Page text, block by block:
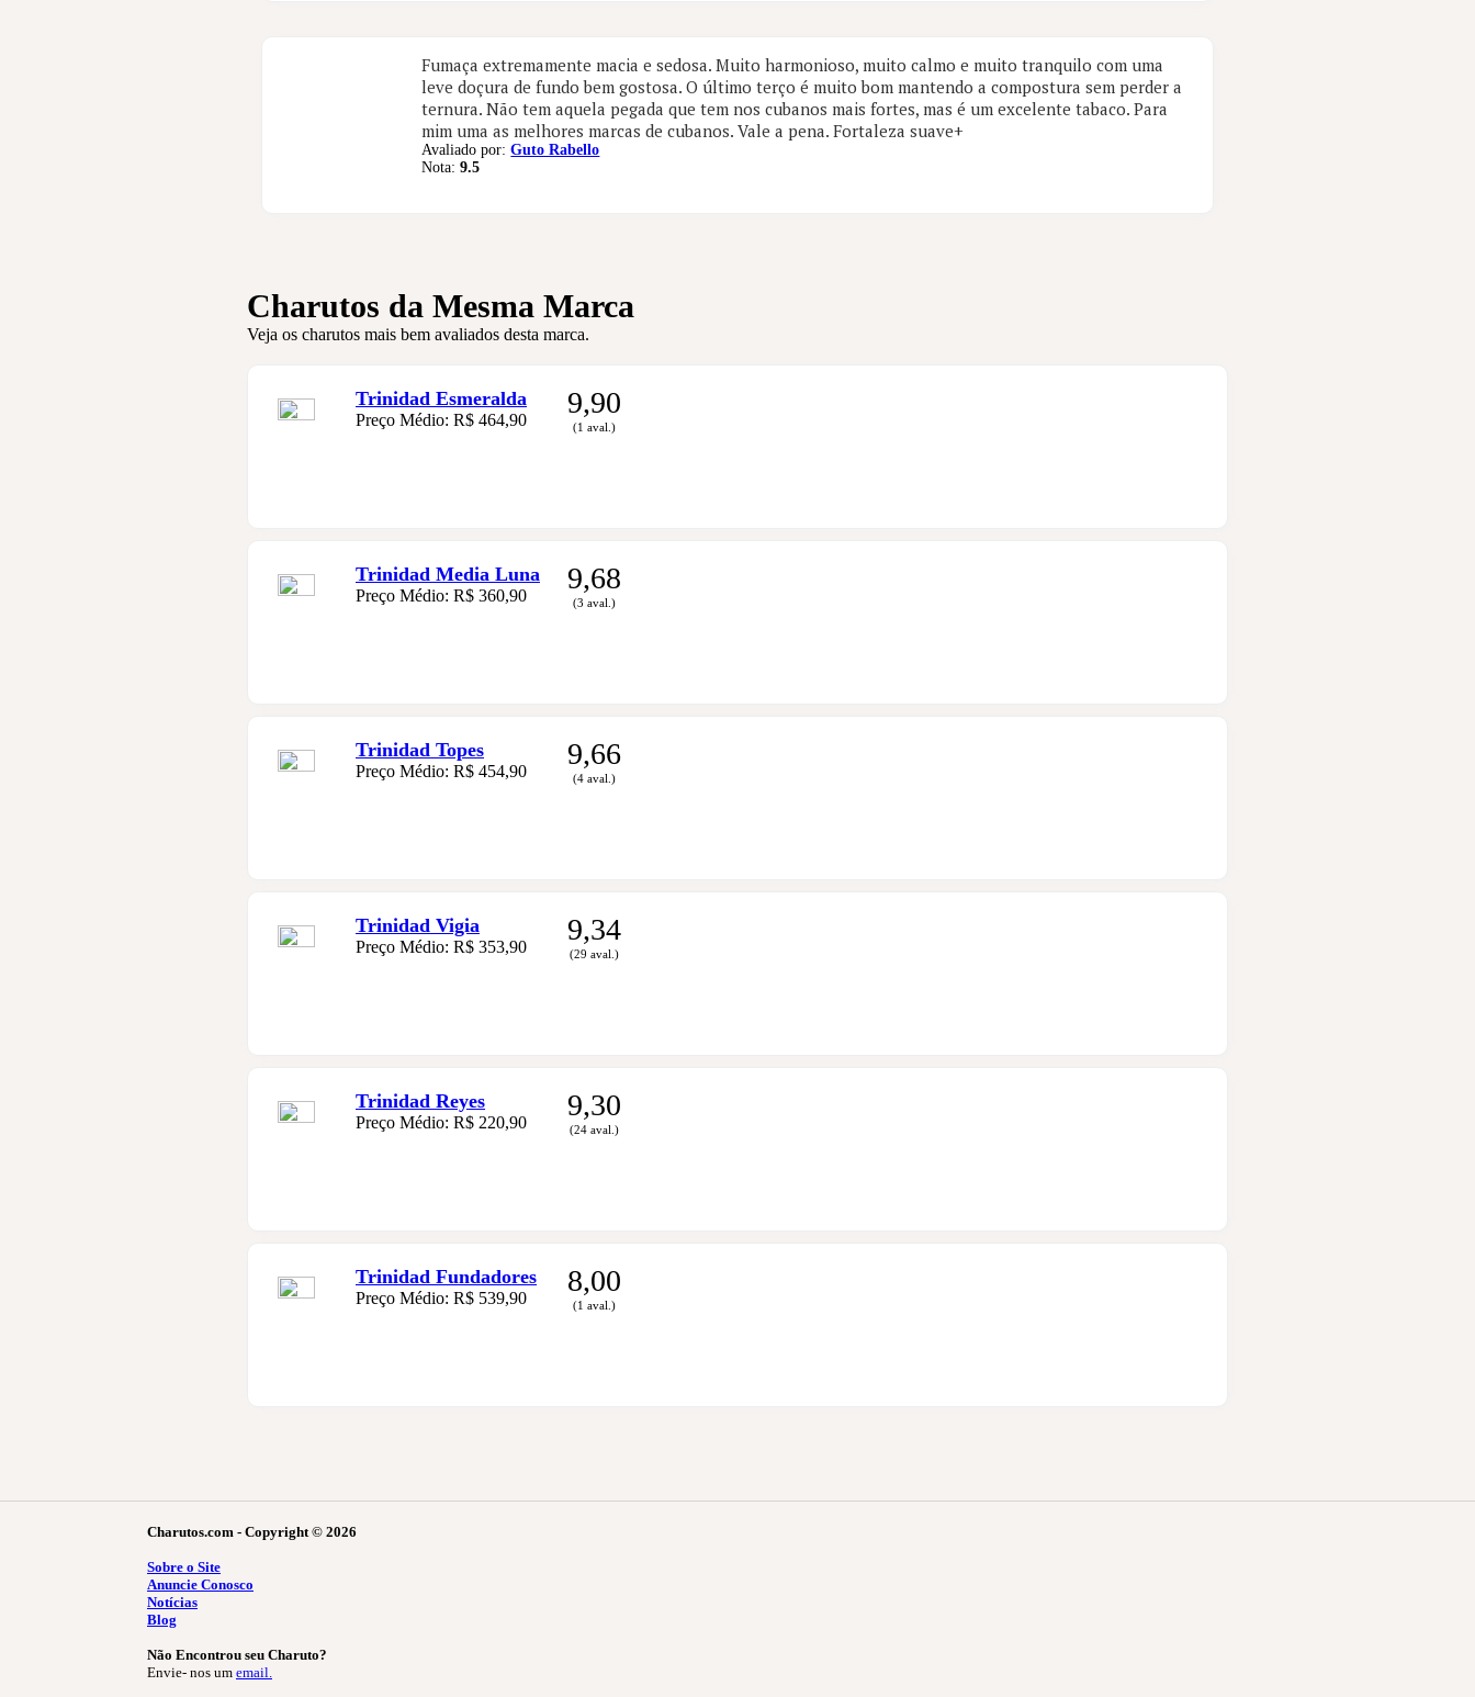
Fumaça extremamente macia e sedosa. Muito harmonioso, muito calmo e muito tranquilo com uma
leve doçura de fundo bem gostosa. O último terço é muito bom mantendo a compostura sem perder a
ternura. Não tem aquela pegada que tem nos cubanos mais fortes, mas é um excelente tabaco. Para
mim uma as melhores marcas de cubanos. Vale a pena. Fortaleza suave+
Avaliado por:Guto Rabello
Nota:9.5
Charutos da Mesma Marca
Veja os charutos mais bem avaliados desta marca.
Trinidad Esmeralda
Preço Médio: R$ 464,90
9,90
(1 aval.)
Trinidad Media Luna
Preço Médio: R$ 360,90
9,68
(3 aval.)
Trinidad Topes
Preço Médio: R$ 454,90
9,66
(4 aval.)
Trinidad Vigia
Preço Médio: R$ 353,90
9,34
(29 aval.)
Trinidad Reyes
Preço Médio: R$ 220,90
9,30
(24 aval.)
Trinidad Fundadores
Preço Médio: R$ 539,90
8,00
(1 aval.)
Charutos.com - Copyright © 2026
Sobre o Site
Anuncie Conosco
Notícias
Blog
Não Encontrou seu Charuto?
Envie- nos um email.